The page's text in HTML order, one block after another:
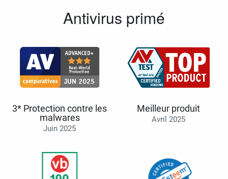
Antivirus primé
3* Protection contre les
malwares
Juin 2025
Meilleur produit
Avril 2025